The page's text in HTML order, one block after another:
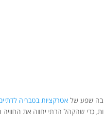
בה שפע של אטרקציות בטבריה
כדי שהקהל הדתי יחווה את החוויה